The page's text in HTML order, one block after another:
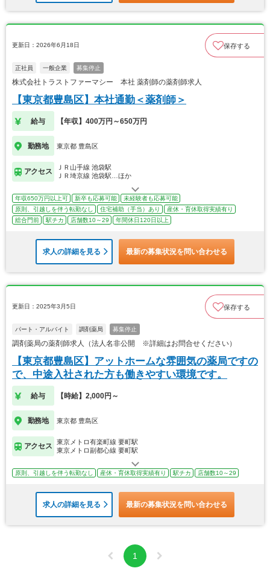
更新日：2026年6月18日 保存する
正社員 一般企業 募集停止
株式会社トラストファーマシー 本社 薬剤師の薬剤師求人
【東京都豊島区】本社通勤＜薬剤師＞
給与 【年収】400万円～650万円
勤務地 東京都 豊島区
アクセス
ＪＲ山手線 池袋駅
ＪＲ埼京線 池袋駅…ほか
年収650万円以上可 新卒も応募可能
未経験者も応募可能
原則、引越しを伴う転勤なし
住宅補助（手当）あり
産休・育休取得実績有り
総合門前
駅チカ 店舗数10～29 年間休日120日以上
求人の詳細を見る 最新の募集状況を問い合わせる
更新日：2025年3月5日 保存する
パート・アルバイト 調剤薬局 募集停止
調剤薬局の薬剤師求人（法人名非公開 ※詳細はお問合せください）
【東京都豊島区】アットホームな雰囲気の薬局ですの
で、中途入社された方も働きやすい環境です。
給与 【時給】2,000円～
勤務地 東京都 豊島区
アクセス
東京メトロ有楽町線 要町駅
東京メトロ副都心線 要町駅
原則、引越しを伴う転勤なし 産休・育休取得実績有り 駅チカ 店舗数10～29
求人の詳細を見る 最新の募集状況を問い合わせる
1